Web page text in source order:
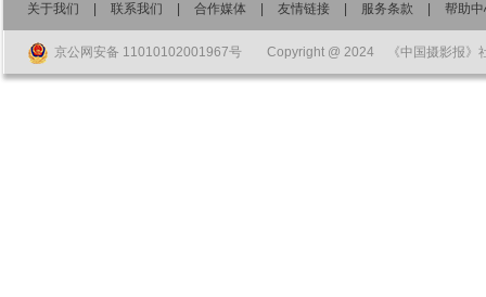
关于我们 联系我们 合作媒体 友情链接 服务条款 帮助
京公网安备 11010102001967号 Copyright @ 2024 《中国摄影报